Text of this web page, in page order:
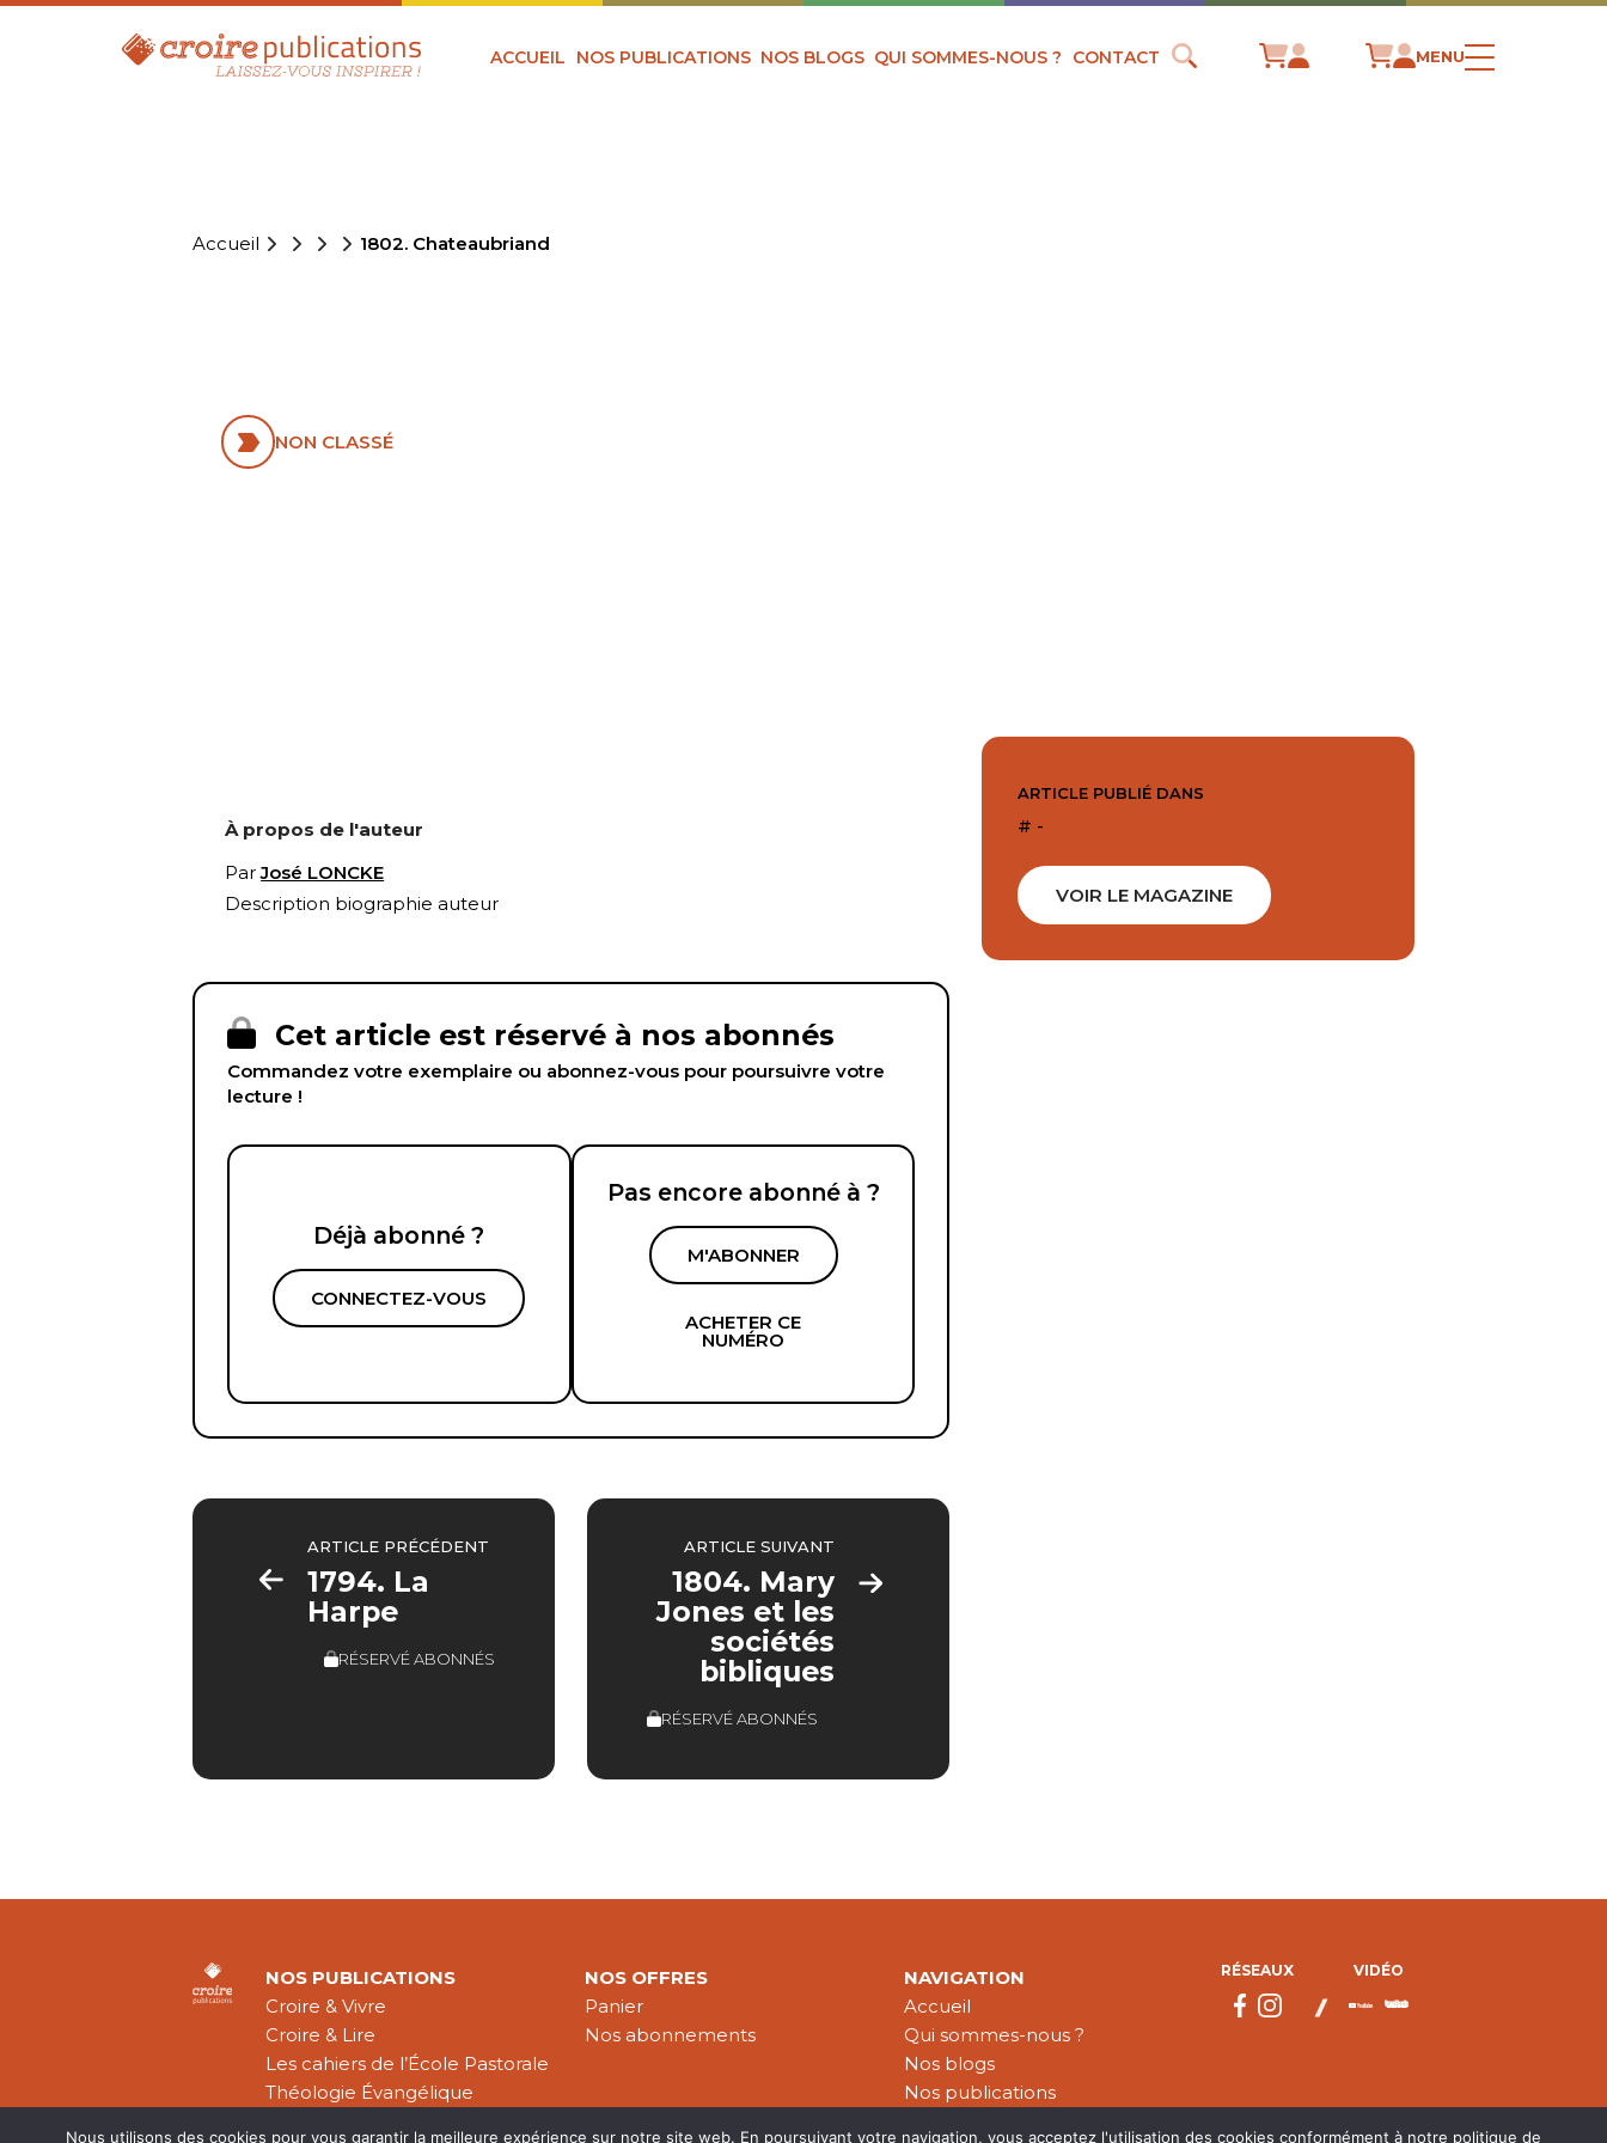
ACCUEIL NOS PUBLICATIONS NOS BLOGS QUI SOMMES-NOUS ? CONTACT MENU
Accueil 1802. Chateaubriand
NON CLASSÉ
À propos de l'auteur
ParJosé LONCKE
Description biographie auteur
Cet article est réservé à nos abonnés
Commandez votre exemplaire ou abonnez-vous pour poursuivre votre
lecture !
Déjà abonné ?
CONNECTEZ-VOUS
Pas encore abonné à ?
M'ABONNER
ACHETER CE
NUMÉRO
ARTICLE PRÉCÉDENT
1794. La
Harpe
RÉSERVÉ ABONNÉS
ARTICLE SUIVANT
1804. Mary
Jones et les
sociétés
bibliques
RÉSERVÉ ABONNÉS
ARTICLE PUBLIÉ DANS
# -
VOIR LE MAGAZINE
NOS PUBLICATIONS
Croire & Vivre
Croire & Lire
Les cahiers de l’École Pastorale
Théologie Évangélique
NOS OFFRES
Panier
Nos abonnements
NAVIGATION
Accueil
Qui sommes-nous ?
Nos blogs
Nos publications
RÉSEAUX VIDÉO
Nous utilisons des cookies pour vous garantir la meilleure expérience sur notre site web. En poursuivant votre navigation, vous acceptez l'utilisation des cookies conformément à notre politique de